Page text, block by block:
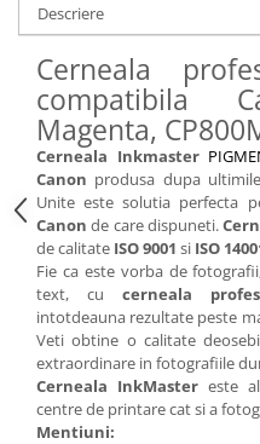
Descriere
Cerneala
compatibila
Magenta,
Cerneala Inkmaster
Canon produsa dupa
Unite este solutia perfecta
Canon de care dispuneti.
de calitate ISO 9001 si ISO
Fie ca este vorba de
text, cu cerneala
intotdeauna rezultate peste
Veti obtine o calitate
extraordinare in fotografiile
Cerneala InkMaster este
centre de printare cat si a
Mentiuni: